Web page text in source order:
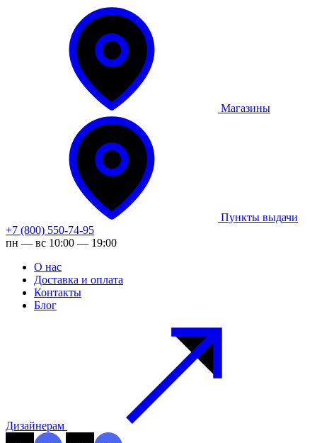
Магазины
Пункты выдачи
+7 (800) 550-74-95
пн — вс 10:00 — 19:00
О нас
Доставка и оплата
Контакты
Блог
Дизайнерам